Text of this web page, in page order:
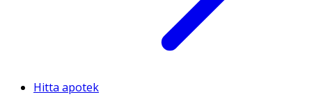
Hitta apotek